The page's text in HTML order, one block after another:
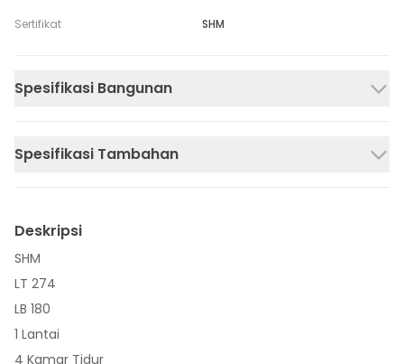
Sertifikat SHM
Spesifikasi Bangunan
Spesifikasi Tambahan
Deskripsi
SHM
LT 274
LB 180
1 Lantai
4 Kamar Tidur